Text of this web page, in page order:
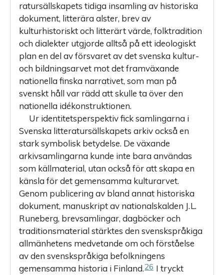
ratursällskapets tidiga insamling av historiska
dokument, litterära alster, brev av
kulturhistoriskt och litterärt värde, folktradition
och dialekter utgjorde alltså på ett ideologiskt
plan en del av försvaret av det svenska kultur-
och bildningsarvet mot det framväxande
nationella finska narrativet, som man på
svenskt håll var rädd att skulle ta över den
nationella idékonstruktionen.
Ur identitetsperspektiv fick samlingarna i
Svenska litteratursällskapets arkiv också en
stark symbolisk betydelse. De växande
arkivsamlingarna kunde inte bara användas
som källmaterial, utan också för att skapa en
känsla för det gemensamma kulturarvet.
Genom publicering av bland annat historiska
dokument, manuskript av nationalskalden J. L.
Runeberg, brevsamlingar, dagböcker och
traditionsmaterial stärktes den svenskspråkiga
allmänhetens medvetande om och förståelse
av den svenskspråkiga befolkningens
gemensamma historia i Finland.26 I tryckt